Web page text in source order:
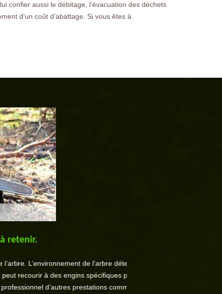
confier aussi le débitage, l’évacuation des déchets
d’un coût d’abattage. Si vous êtes à
de l’arbre détermine l’approche
engins spécifiques pour sécuriser
prestations comme le débitage, le